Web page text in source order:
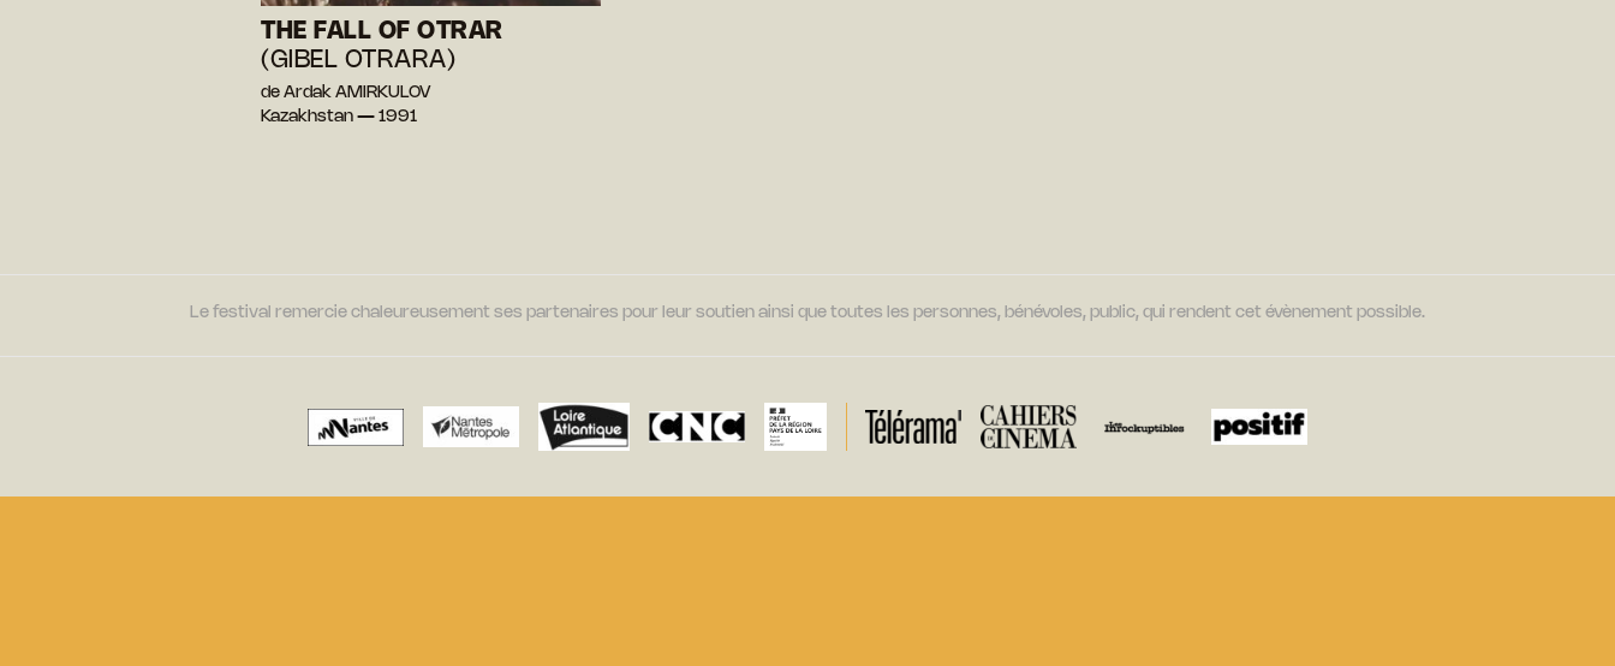
THE FALL OF OTRAR
(GIBEL OTRARA)
de Ardak AMIRKULOV
Kazakhstan — 1991
Le festival remercie chaleureusement ses partenaires pour leur soutien ainsi que toutes les personnes, bénévoles, public, qui rendent cet évènement possible.